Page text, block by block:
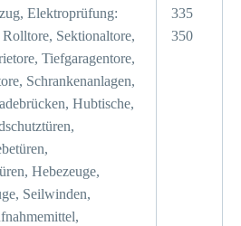
Elektroprüfung:
Sektionaltore,
Tiefgaragentore,
Schrankenanlagen,
Hubtische,
Hebezeuge,
Seilwinden,
335
350